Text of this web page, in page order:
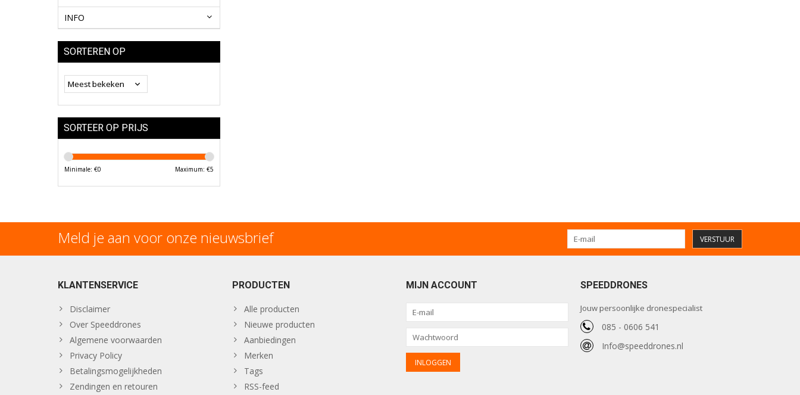
INFO
SORTEREN OP
SORTEER OP PRIJS
Minimale: €0 Maximum: €5
Meld je aan voor onze nieuwsbrief VERSTUUR
KLANTENSERVICE
Disclaimer
Over Speeddrones
Algemene voorwaarden
Privacy Policy
Betalingsmogelijkheden
Zendingen en retouren
PRODUCTEN
Alle producten
Nieuwe producten
Aanbiedingen
Merken
Tags
RSS-feed
MIJN ACCOUNT SPEEDDRONES
Jouw persoonlijke dronespecialist
085 - 0606 541
Info@speeddrones.nl